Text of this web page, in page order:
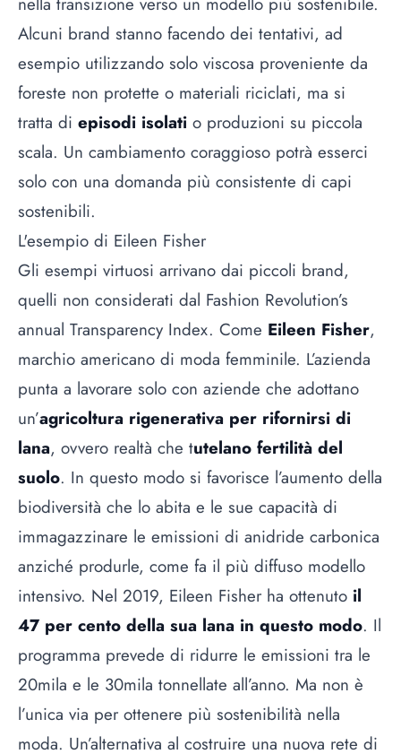
Alcuni brand stanno facendo dei tentativi, ad
esempio utilizzando solo viscosa proveniente da
foreste non protette o materiali riciclati, ma si
tratta di episodi isolati o produzioni su piccola
scala. Un cambiamento coraggioso potrà esserci
solo con una domanda più consistente di capi
sostenibili.
L'esempio di Eileen Fisher
Gli esempi virtuosi arrivano dai piccoli brand,
quelli non considerati dal Fashion Revolution’s
annual Transparency Index. Come Eileen Fisher,
marchio americano di moda femminile. L’azienda
punta a lavorare solo con aziende che adottano
un’agricoltura rigenerativa per rifornirsi di
lana, ovvero realtà che tutelano fertilità del
suolo. In questo modo si favorisce l’aumento della
biodiversità che lo abita e le sue capacità di
immagazzinare le emissioni di anidride carbonica
anziché produrle, come fa il più diffuso modello
intensivo. Nel 2019, Eileen Fisher ha ottenuto il
47 per cento della sua lana in questo modo. Il
programma prevede di ridurre le emissioni tra le
20mila e le 30mila tonnellate all’anno. Ma non è
l’unica via per ottenere più sostenibilità nella
moda. Un’alternativa al costruire una nuova rete di